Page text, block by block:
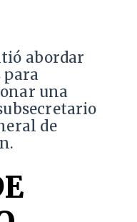
abordar
para
una
de